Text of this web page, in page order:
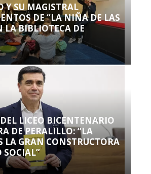
Y SU MAGISTRAL
DE “LA NIÑA DE LAS
LA BIBLIOTECA DE
LICEO BICENTENARIO
DE PERALILLO: “LA
LA GRAN CONSTRUCTORA
SOCIAL”